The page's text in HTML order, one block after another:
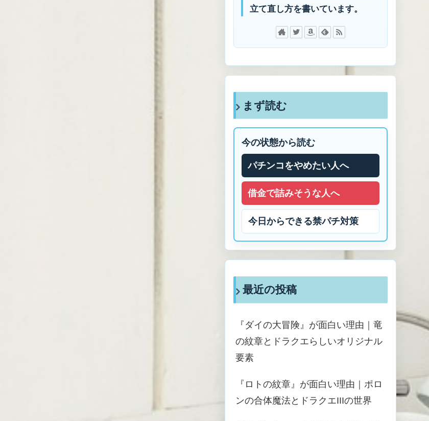
立て直し方を書いています。
まず読む
今の状態から読む
パチンコをやめたい人へ
借金で詰みそうな人へ
今日からできる禁パチ対策
最近の投稿
『ダイの大冒険』が面白い理由｜竜
の紋章とドラクエらしいオリジナル
要素
『ロトの紋章』が面白い理由｜ポロ
ンの合体魔法とドラクエIIIの世界